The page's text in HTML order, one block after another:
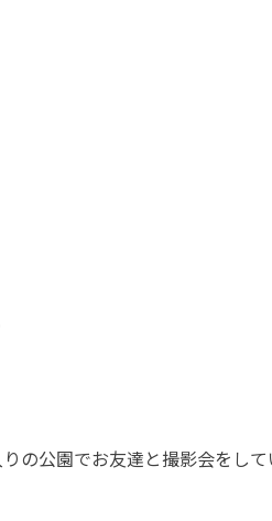
の公園でお友達と撮影会をし